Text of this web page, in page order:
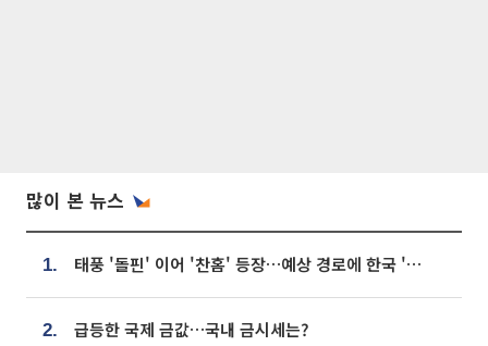
많이 본 뉴스
1. 태풍 '돌핀' 이어 '찬홈' 등장…예상 경로에 한국 '한숨'
2. 급등한 국제 금값…국내 금시세는?